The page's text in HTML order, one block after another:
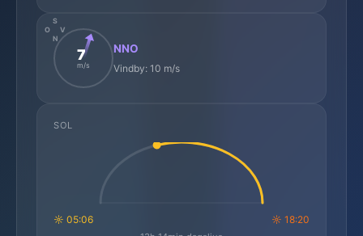
N
S
O
V
7
m/s
NNO
Vindby: 10 m/s
SOL
☼ 05:06 ☼ 18:20